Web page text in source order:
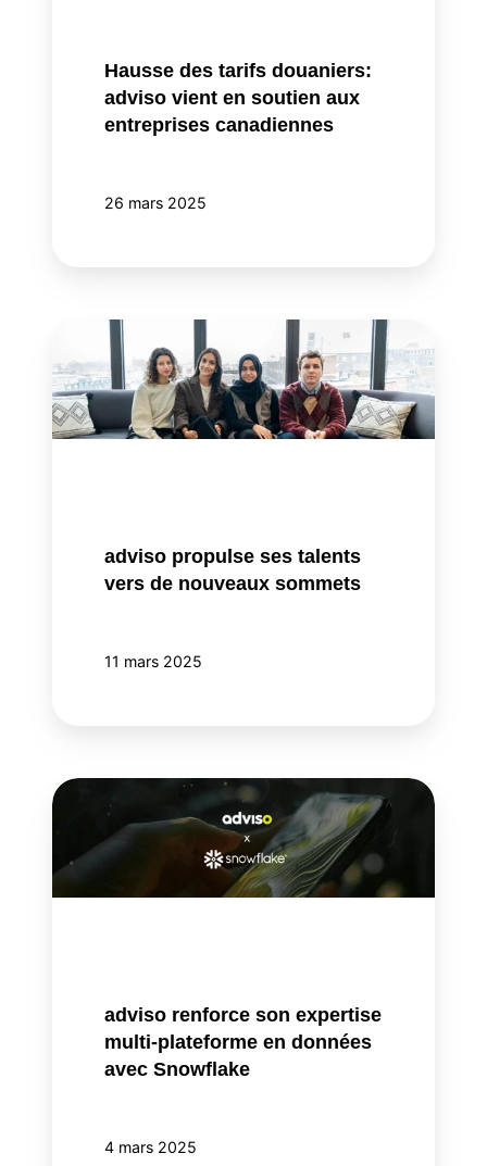
Hausse des tarifs douaniers:
adviso vient en soutien aux
entreprises canadiennes
26 mars 2025
propulse
ses
talents
vers
adviso propulse ses talents
vers de nouveaux sommets
11 mars 2025
adviso
renforce
expertise
multi-
Snowflake
adviso renforce son expertise
multi-plateforme en données
avec Snowflake
4 mars 2025